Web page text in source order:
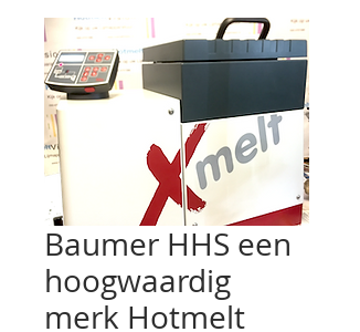
Baumer HHS een
hoogwaardig
merk Hotmelt